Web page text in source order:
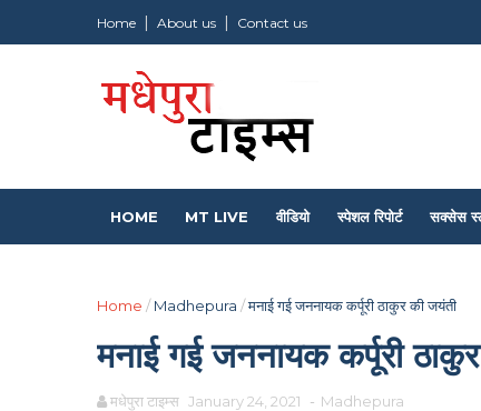
Home About us Contact us
HOME MT LIVE वीडियो स्पेशल रिपोर्ट सक्सेस
Home / Madhepura /मनाई गई जननायक कर्पूरी ठाकुर की जयंती
मनाई गई जननायक कर्पूरी
मधेपुरा टाइम्स January 24, 2021 - Madhepura